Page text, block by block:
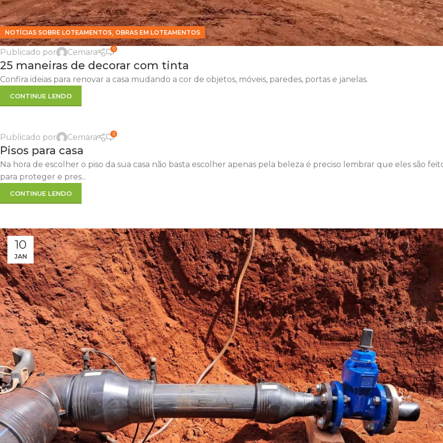
NOTÍCIAS SOBRE LOTEAMENTOS, OBRAS EM LOTEAMENTOS
Publicado por Cemara 0
25 maneiras de decorar com tinta
Confira ideias para renovar a casa mudando a cor de objetos, móveis, paredes, portas e janelas.
CONTINUE LENDO
Publicado por Cemara 0
Pisos para casa
Na hora de escolher o piso da sua casa não basta escolher apenas pela beleza é preciso lembrar que eles são
para proteger e pres...
CONTINUE LENDO
10
JAN